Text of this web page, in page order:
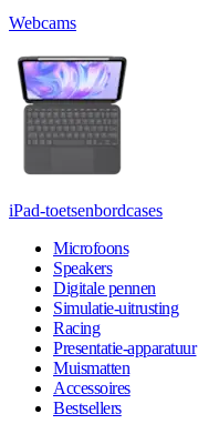
Webcams
iPad-toetsenbordcases
Microfoons
Speakers
Digitale pennen
Simulatie-uitrusting
Racing
Presentatie-apparatuur
Muismatten
Accessoires
Bestsellers